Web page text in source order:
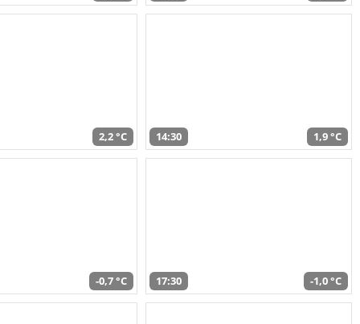
2,2 °C 14:30 1,9 °C
-0,7 °C 17:30 -1,0 °C